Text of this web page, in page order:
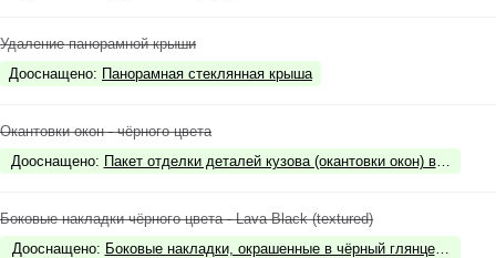
Удаление панорамной крыши
Дооснащено: Панорамная стеклянная крыша
Окантовки окон - чёрного цвета
Дооснащено: Пакет отделки деталей кузова (окантовки окон) в
Боковые накладки чёрного цвета - Lava Black (textured)
Дооснащено: Боковые накладки, окрашенные в чёрный глянцевый